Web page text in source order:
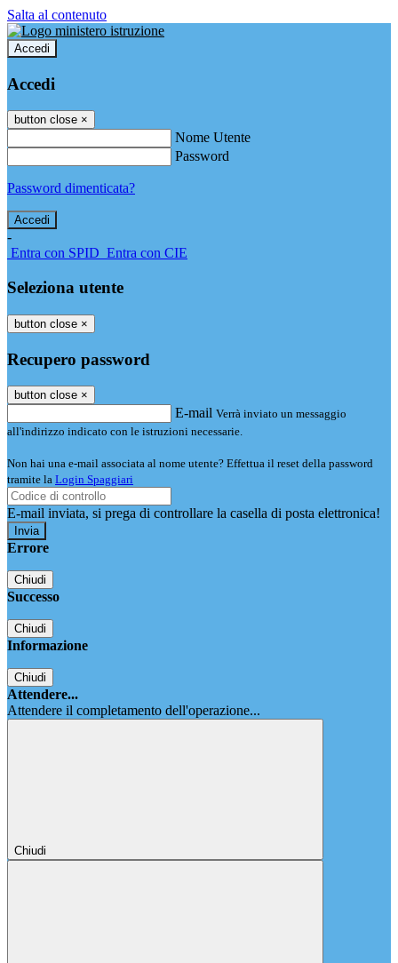
Salta al contenuto
Accedi
Accedi
button close ×
Nome Utente
Password
Password dimenticata?
-
Entra con SPID Entra con CIE
Seleziona utente
button close ×
Recupero password
button close ×
E-mail Verrà inviato un messaggio
all'indirizzo indicato con le istruzioni necessarie.
Non hai una e-mail associata al nome utente? Effettua il reset della password
tramite la Login Spaggiari
E-mail inviata, si prega di controllare la casella di posta elettronica!
Errore
Chiudi
Successo
Chiudi
Informazione
Chiudi
Attendere...
Attendere il completamento dell'operazione...
Chiudi